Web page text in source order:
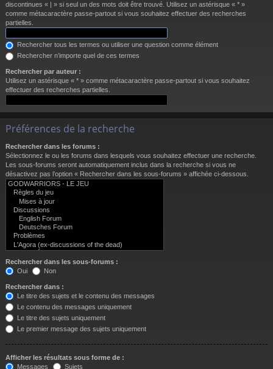
discontinues « | » si seul un des mots doit être trouvé. Utilisez un astérisque « * »
comme métacaractère passe-partout si vous souhaitez effectuer des recherches
partielles.
Rechercher tous les termes ou utiliser une question comme élément
Rechercher n’importe quel de ces termes
Rechercher par auteur :
Utilisez un astérisque « * » comme métacaractère passe-partout si vous souhaitez
effectuer des recherches partielles.
Préférences de la recherche
Rechercher dans les forums :
Sélectionnez le ou les forums dans lesquels vous souhaitez effectuer une recherche.
Les sous-forums seront automatiquement inclus dans la recherche si vous ne
désactivez pas l’option « Rechercher dans les sous-forums » affichée ci-dessous.
Rechercher dans les sous-forums :
Oui
Non
Rechercher dans :
Le titre des sujets et le contenu des messages
Le contenu des messages uniquement
Le titre des sujets uniquement
Le premier message des sujets uniquement
Afficher les résultats sous forme de :
Messages
Sujets